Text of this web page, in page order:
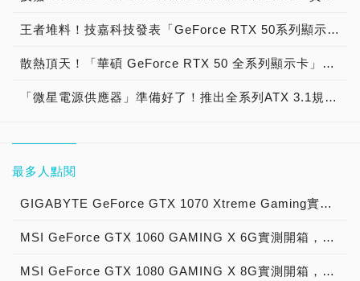
王者堆料！技嘉科技發表「GeForce RTX 50系列顯示卡」，正式發售「AORUS系列XTREME WATERFORCE、MASTER與GIGABYTE系列GAMING，AERO、WINDFORCE」系列GeForce RTX 5080、5090顯示卡！
散熱頂天！「華碩 GeForce RTX 50 全系列顯示卡」勁勢登場，「ROG、TUF Gaming、Prime」系列5070、5070 Ti、5080與5090顯示卡接力上市！
「微星電源供應器」準備好了！推出全系列ATX 3.1規格，具備PCIe 5.1 12V-2X6電源，對應雙顯示卡，完美支援NVIDIA GeForce RTX 50系列顯示卡！
最多人點閱
GIGABYTE GeForce GTX 1070 Xtreme Gaming實測開箱，電競級顯示卡中的頂尖之作！
MSI GeForce GTX 1060 GAMING X 6G實測開箱，玩家級電競顯示卡中的神兵利器！
MSI GeForce GTX 1080 GAMING X 8G實測開箱，史上最強大Pascal自製顯示卡全面來襲！